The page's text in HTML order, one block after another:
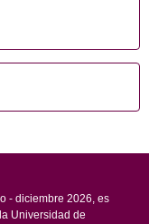
- diciembre 2026, es
Universidad de